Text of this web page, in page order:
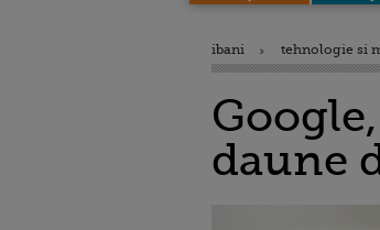
ibani tehnologie si
daune